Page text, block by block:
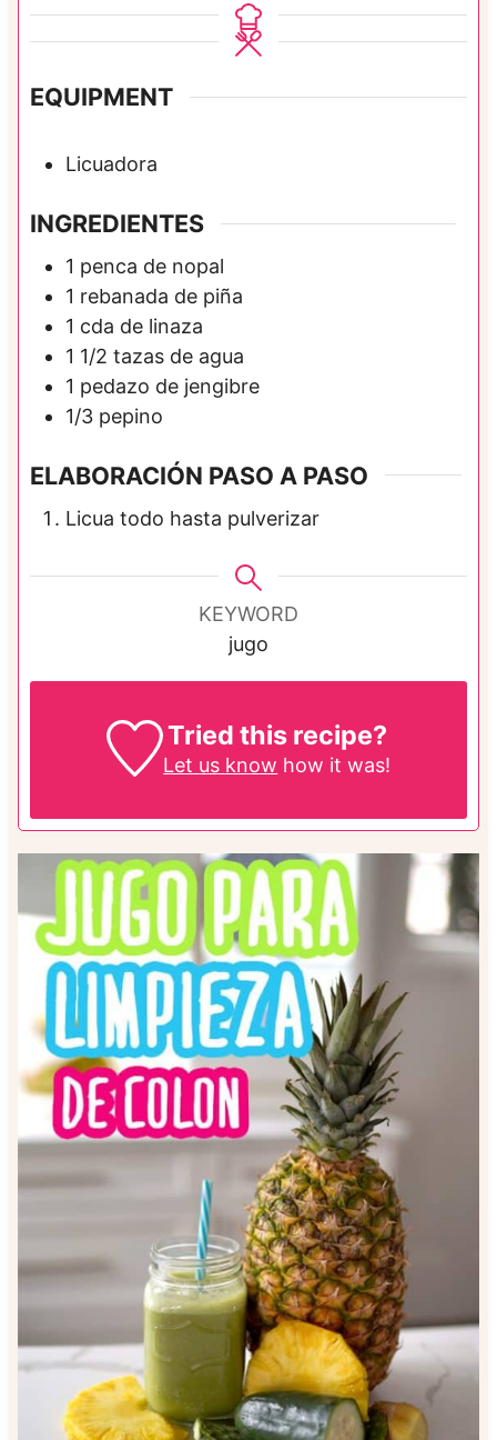
n
u
EQUIPMENT
Licuadora
INGREDIENTES
1 penca de nopal
1 rebanada de piña
1 cda de linaza
1 1/2 tazas de agua
1 pedazo de jengibre
1/3 pepino
ELABORACIÓN PASO A PASO
Licua todo hasta pulverizar
KEYWORD
jugo
Tried this recipe?
Let us know how it was!